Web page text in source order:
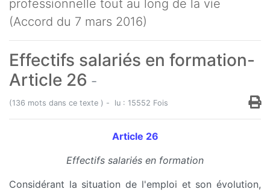
professionnelle tout au long de la vie
(Accord du 7 mars 2016)
Effectifs salariés en formation-
Article 26 -
(136 mots dans ce texte ) - lu : 15552 Fois
Article 26
Effectifs salariés en formation
Considérant la situation de l'emploi et son évolution,